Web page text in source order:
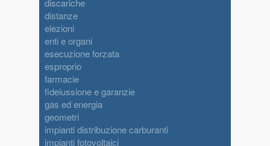
discariche
distanze
elezioni
enti e organi
esecuzione forzata
esproprio
farmacie
fideiussione e garanzie
gas ed energia
geometri
impianti distribuzione carburanti
impianti fotovoltaici